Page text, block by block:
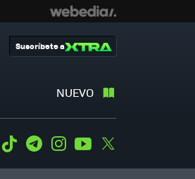
NUEVO
Suscríbete a
WhatsApp
Tiktok TelegramInstagramYoutube